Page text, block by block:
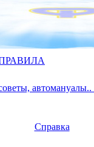
автомануалы..
Справка